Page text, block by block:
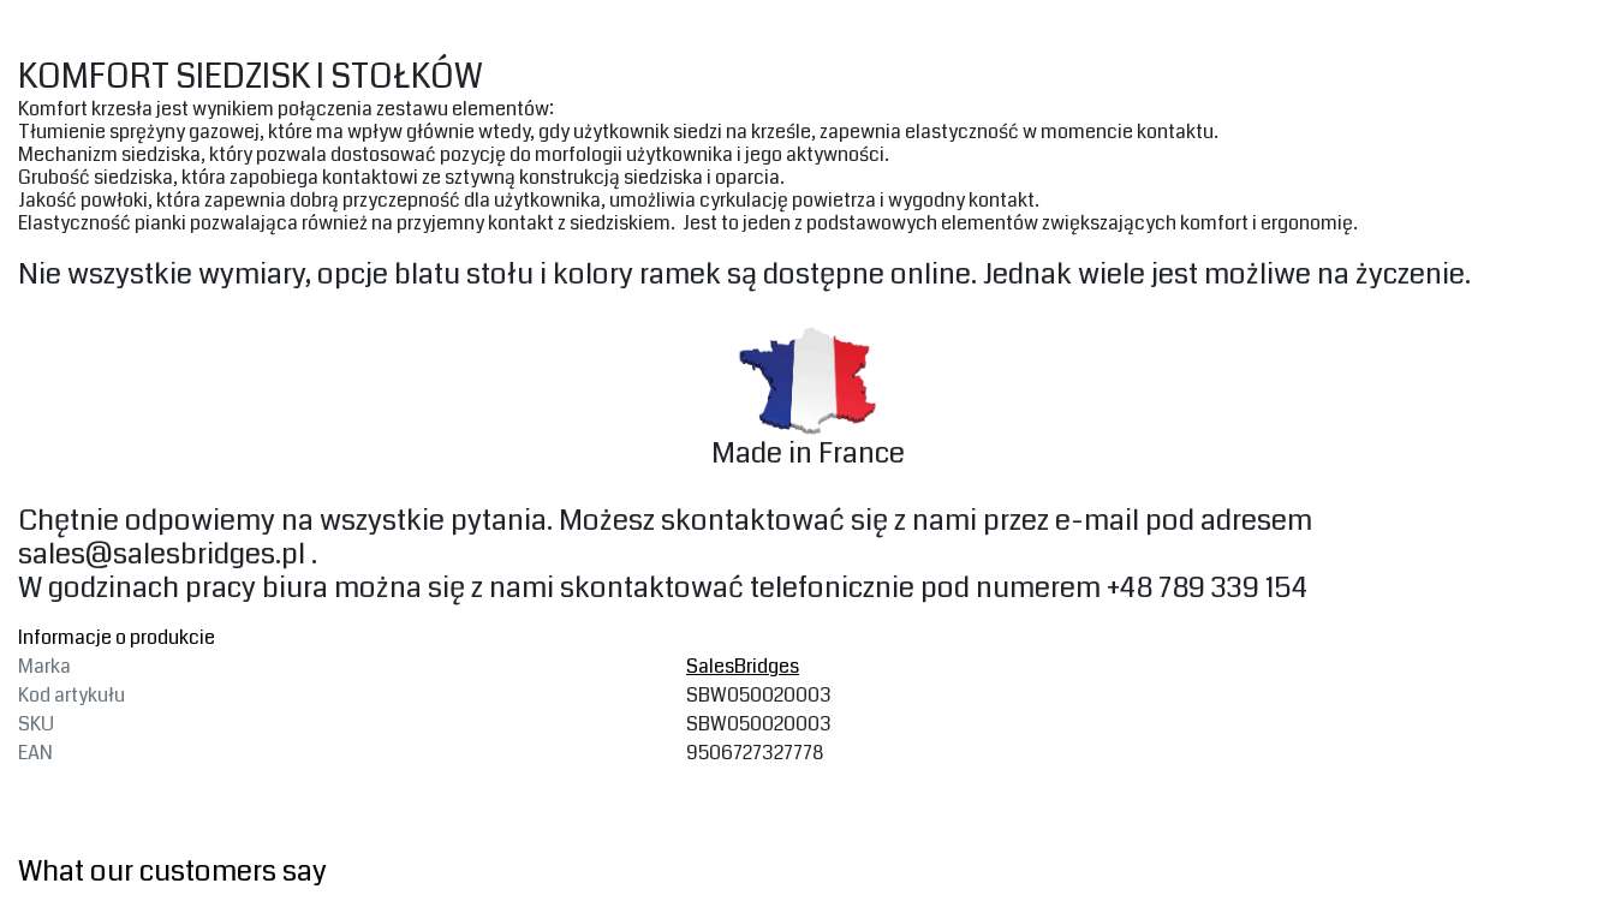
‎KOMFORT SIEDZISK I STOŁKÓW‎
‎Komfort krzesła jest wynikiem połączenia zestawu elementów:‎
‎Tłumienie sprężyny gazowej, które ma wpływ głównie wtedy, gdy użytkownik siedzi na krześle, zapewnia elastyczność w momencie kontaktu. ‎
‎Mechanizm siedziska, który pozwala dostosować pozycję do morfologii użytkownika i jego aktywności. ‎
‎Grubość siedziska, która zapobiega kontaktowi ze sztywną konstrukcją siedziska i oparcia. ‎
‎Jakość powłoki, która zapewnia dobrą przyczepność dla użytkownika, umożliwia cyrkulację powietrza i wygodny kontakt. ‎
Elastyczność pianki pozwalająca również na przyjemny kontakt z siedziskiem. Jest to jeden z podstawowych elementów zwiększających komfort i ergonomię.‎
‎Nie wszystkie wymiary, opcje blatu stołu i kolory ramek są dostępne online. Jednak wiele jest możliwe na życzenie.‎
Made in France
Chętnie odpowiemy na wszystkie pytania. Możesz skontaktować się z nami przez e-mail pod adresem
sales@salesbridges.pl .
W godzinach pracy biura można się z nami skontaktować telefonicznie pod numerem +48 789 339 154
Informacje o produkcie
Marka
SalesBridges
Kod artykułu
SBW050020003
SKU
SBW050020003
EAN
9506727327778
What our customers say